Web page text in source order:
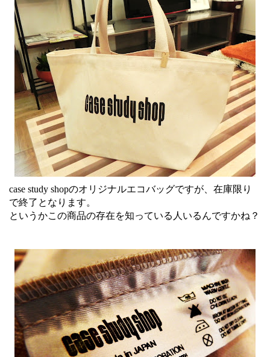
case study shopのオリジナルエコバッグですが、在庫限り
で終了となります。
というかこの商品の存在を知っている人いるんですかね？